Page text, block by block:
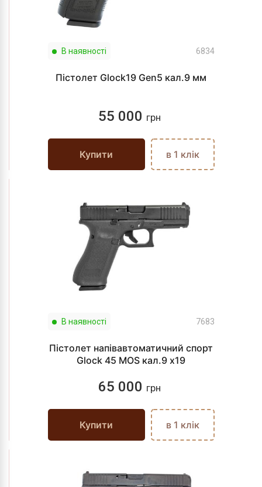
В наявності 6834
Пістолет Glock19 Gen5 кал.9 мм
55 000 грн
Купити в 1 клік
В наявності 7683
Пістолет напівавтоматичний спорт
Glock 45 MOS кал.9 х19
65 000 грн
Купити в 1 клік